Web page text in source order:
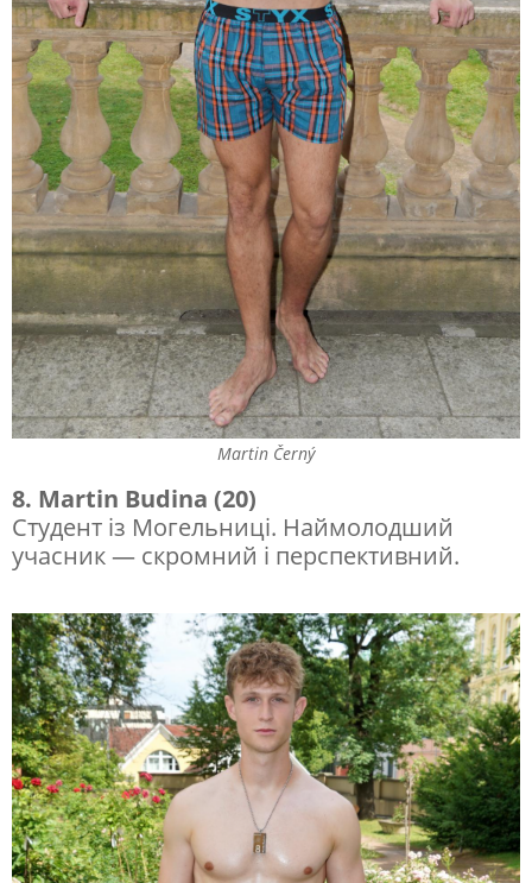
Martin Černý
8. Martin Budina (20)
Студент із Могельниці. Наймолодший
учасник — скромний і перспективний.